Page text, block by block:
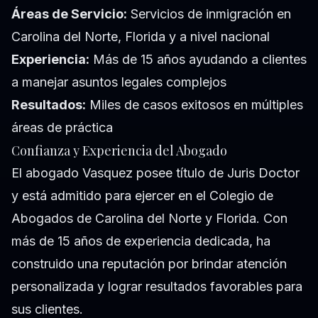
Áreas de Servicio: Servicios de inmigración en
Carolina del Norte, Florida y a nivel nacional
Experiencia: Más de 15 años ayudando a clientes
a manejar asuntos legales complejos
Resultados: Miles de casos exitosos en múltiples
áreas de práctica
Confianza y Experiencia del Abogado
El abogado Vasquez posee título de Juris Doctor
y está admitido para ejercer en el Colegio de
Abogados de Carolina del Norte y Florida. Con
más de 15 años de experiencia dedicada, ha
construido una reputación por brindar atención
personalizada y lograr resultados favorables para
sus clientes.